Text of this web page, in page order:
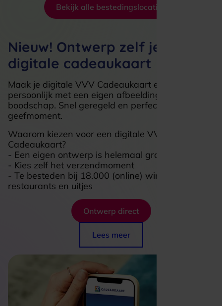
Bekijk alle bestedingslocaties
Nieuw! Ontwerp zelf je
digitale cadeaukaart
Maak je digitale VVV Cadeaukaart extra
persoonlijk met een eigen afbeelding en
boodschap. Snel geregeld en perfect voor ieder
geefmoment.
Waarom kiezen voor een digitale VVV
Cadeaukaart?
- Een eigen ontwerp is helemaal gratis
- Kies zelf het verzendmoment
- Te besteden bij 18.000 (online) winkels,
restaurants en uitjes
Ontwerp direct
Lees meer